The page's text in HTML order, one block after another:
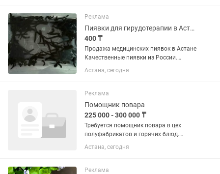
Заработная плата от 400 000 тнг.
Рабочий...
Реклама
Пиявки для гирудотерапии в Астане оптом и в розницу свежие
400 ₸
Продажа медицинских пиявок в Астане
Качественные пиявки из России.
Оптом и в розницу. Пиявки подходят
для гирудотерапии. Выращены на
Прямые поставки. Гарантия...
Астана, сегодня
Реклама
Помощник повара
225 000 - 300 000 ₸
Требуется помощник повара в цех
полуфабрикатов и горячих блюд.
(манты, пельмени, вареники и др.) 🔹
Обязанности: —помощь в
горячих блюд и салатов — Чистка и
Астана, сегодня
Реклама